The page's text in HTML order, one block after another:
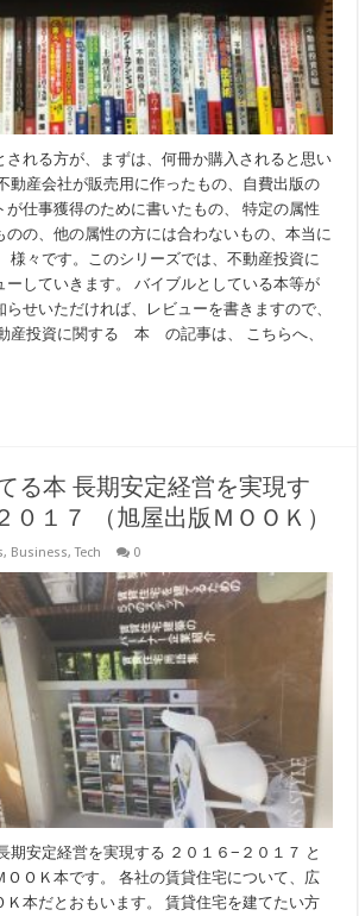
される方が、まずは、何冊か購入されると思い
動産会社が販売用に作ったもの、自費出版の
が仕事獲得のために書いたもの、 特定の属性
のの、他の属性の方には合わないもの、本当に
様々です。このシリーズでは、不動産投資に
ーしていきます。 バイブルとしている本等が
せいただければ、レビューを書きますので、
産投資に関する 本 の記事は、 こちらへ、
る本 長期安定経営を実現す
０１７ （旭屋出版ＭＯＯＫ）
, Business,Tech 0
期安定経営を実現する ２０１６−２０１７ と
ＯＯＫ本です。 各社の賃貸住宅について、広
Ｋ本だとおもいます。 賃貸住宅を建てたい方